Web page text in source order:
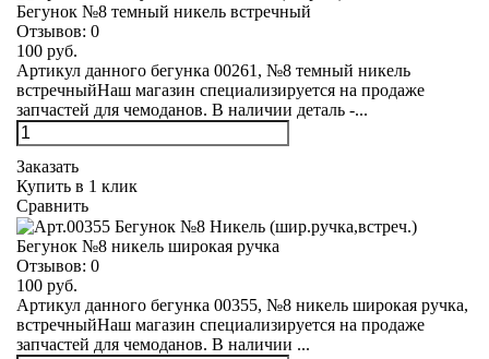
Бегунок №8 темный никель встречный
Отзывов: 0
100 руб.
Артикул данного бегунка 00261, №8 темный никель
встречныйНаш магазин специализируется на продаже
запчастей для чемоданов. В наличии деталь -...
Заказать
Купить в 1 клик
Сравнить
Бегунок №8 никель широкая ручка
Отзывов: 0
100 руб.
Артикул данного бегунка 00355, №8 никель широкая ручка,
встречныйНаш магазин специализируется на продаже
запчастей для чемоданов. В наличии ...